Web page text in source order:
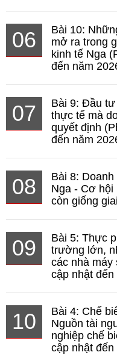
06
Bài 10:
mở ra trong
kinh tế Nga
đến năm
07
Bài 9: Đầu
thực tế mà
quyết định
đến năm
08
Bài 8:
Nga - Cơ hội
còn giống
09
Bài 5: Thực
trường lớn,
các nhà máy
cập nhật
10
Bài 4: Chế
Nguồn tài
nghiệp chế
cập nhật